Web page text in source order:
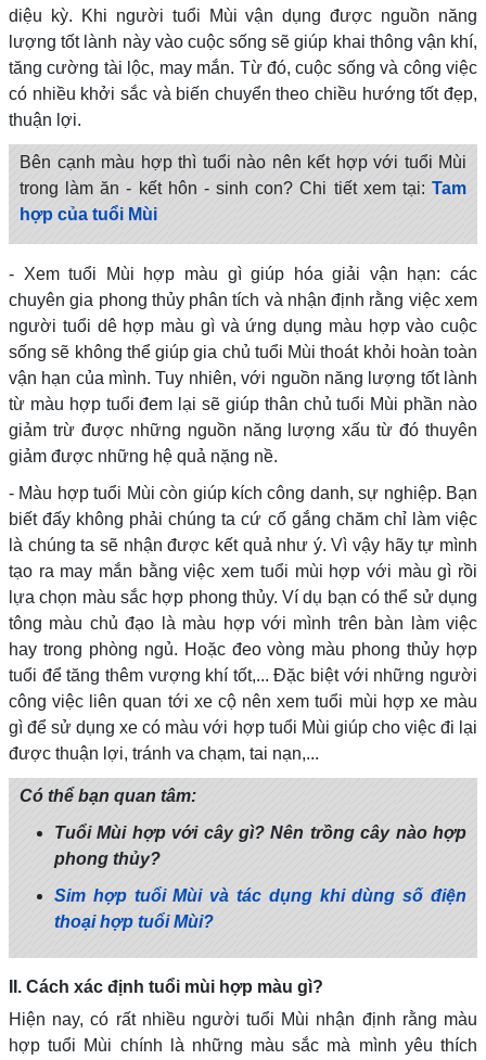
diệu kỳ. Khi người tuổi Mùi vận dụng được nguồn năng
lượng tốt lành này vào cuộc sống sẽ giúp khai thông vận khí,
tăng cường tài lộc, may mắn. Từ đó, cuộc sống và công việc
có nhiều khởi sắc và biến chuyển theo chiều hướng tốt đẹp,
thuận lợi.
Bên cạnh màu hợp thì tuổi nào nên kết hợp với tuổi Mùi
trong làm ăn - kết hôn - sinh con? Chi tiết xem tại: Tam
hợp của tuổi Mùi
- Xem tuổi Mùi hợp màu gì giúp hóa giải vận hạn: các
chuyên gia phong thủy phân tích và nhận định rằng việc xem
người tuổi dê hợp màu gì và ứng dụng màu hợp vào cuộc
sống sẽ không thể giúp gia chủ tuổi Mùi thoát khỏi hoàn toàn
vận hạn của mình. Tuy nhiên, với nguồn năng lượng tốt lành
từ màu hợp tuổi đem lại sẽ giúp thân chủ tuổi Mùi phần nào
giảm trừ được những nguồn năng lượng xấu từ đó thuyên
giảm được những hệ quả nặng nề.
- Màu hợp tuổi Mùi còn giúp kích công danh, sự nghiệp. Bạn
biết đấy không phải chúng ta cứ cố gắng chăm chỉ làm việc
là chúng ta sẽ nhận được kết quả như ý. Vì vậy hãy tự mình
tạo ra may mắn bằng việc xem tuổi mùi hợp với màu gì rồi
lựa chọn màu sắc hợp phong thủy. Ví dụ bạn có thể sử dụng
tông màu chủ đạo là màu hợp với mình trên bàn làm việc
hay trong phòng ngủ. Hoặc đeo vòng màu phong thủy hợp
tuổi để tăng thêm vượng khí tốt,... Đặc biệt với những người
công việc liên quan tới xe cộ nên xem tuổi mùi hợp xe màu
gì để sử dụng xe có màu với hợp tuổi Mùi giúp cho việc đi lại
được thuận lợi, tránh va chạm, tai nạn,...
Có thể bạn quan tâm:
Tuổi Mùi hợp với cây gì? Nên trồng cây nào hợp
phong thủy?
Sim hợp tuổi Mùi và tác dụng khi dùng số điện
thoại hợp tuổi Mùi?
II. Cách xác định tuổi mùi hợp màu gì?
Hiện nay, có rất nhiều người tuổi Mùi nhận định rằng màu
hợp tuổi Mùi chính là những màu sắc mà mình yêu thích